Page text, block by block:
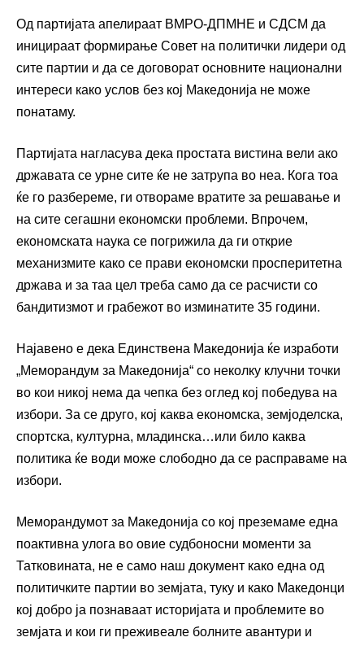
Од партијата апелираат ВМРО-ДПМНЕ и СДСМ да
иницираат формирање Совет на политички лидери од
сите партии и да се договорат основните национални
интереси како услов без кој Македонија не може
понатаму.
Партијата нагласува дека простата вистина вели ако
државата се урне сите ќе не затрупа во неа. Кога тоа
ќе го разбереме, ги отвораме вратите за решавање и
на сите сегашни економски проблеми. Впрочем,
економската наука се погрижила да ги открие
механизмите како се прави економски просперитетна
држава и за таа цел треба само да се расчисти со
бандитизмот и грабежот во изминатите 35 години.
Најавено е дека Единствена Македонија ќе изработи
„Меморандум за Македонија“ со неколку клучни точки
во кои никој нема да чепка без оглед кој победува на
избори. За се друго, кој каква економска, земјоделска,
спортска, културна, младинска…или било каква
политика ќе води може слободно да се расправаме на
избори.
Меморандумот за Македонија со кој преземаме една
поактивна улога во овие судбоносни моменти за
Татковината, не е само наш документ како една од
политичките партии во земјата, туку и како Македонци
кој добро ја познаваат историјата и проблемите во
земјата и кои ги преживеале болните авантури и